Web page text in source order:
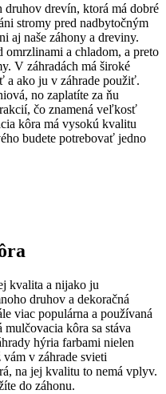
drevín, ktorá má dobré
stromy pred nadbytočným
aj naše záhony a dreviny.
omrzlinami a chladom, a preto
V záhradách má široké
a ako ju v záhrade použiť.
no zaplatíte za ňu
čo znamená veľkosť
kôra má vysokú kvalitu
budete potrebovať jedno
kvalita a nijako ju
druhov a dekoračná
viac populárna a používaná
kôra sa stáva
hýria farbami nielen
v záhrade svieti
na jej kvalitu to nemá vplyv.
do záhonu.